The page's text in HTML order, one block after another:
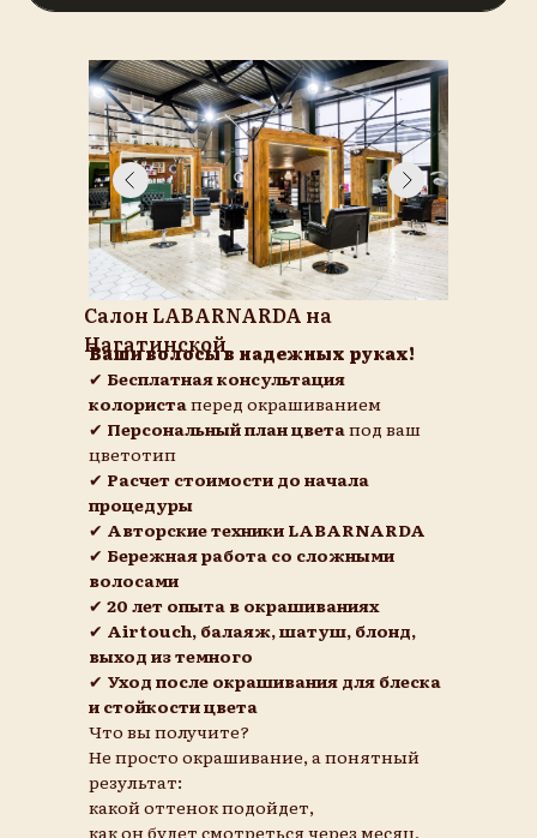
Ваши волосы в надежных руках!
✔ Бесплатная консультация
колористаперед окрашиванием
✔ Персональный план цветапод ваш
цветотип
✔ Расчет стоимости до начала
процедуры
✔ Авторские техники LABARNARDA
✔ Бережная работа со сложными
волосами
✔ 20 лет опыта в окрашиваниях
✔ Airtouch, балаяж, шатуш, блонд,
выход из темного
✔ Уход после окрашивания для блеска
и стойкости цвета
Что вы получите?
Не просто окрашивание, а понятный
результат:
какой оттенок подойдет,
как он будет смотреться через месяц,
Салон LABARNARDA на
Нагатинской